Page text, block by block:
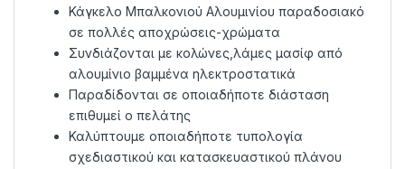
Κάγκελο Μπαλκονιού Αλουμινίου παραδοσιακό
σε πολλές αποχρώσεις-χρώματα
Συνδιάζονται με κολώνες,λάμες μασίφ από
αλουμίνιο βαμμένα ηλεκτροστατικά
Παραδίδονται σε οποιαδήποτε διάσταση
επιθυμεί ο πελάτης
Καλύπτουμε οποιαδήποτε τυπολογία
σχεδιαστικού και κατασκευαστικού πλάνου